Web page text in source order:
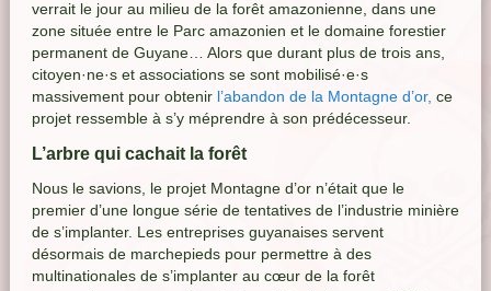
verrait le jour au milieu de la forêt amazonienne, dans une
zone située entre le Parc amazonien et le domaine forestier
permanent de Guyane… Alors que durant plus de trois ans,
citoyen·ne·s et associations se sont mobilisé·e·s
massivement pour obtenir l’abandon de la Montagne d’or, ce
projet ressemble à s’y méprendre à son prédécesseur.
L’arbre qui cachait la forêt
Nous le savions, le projet Montagne d’or n’était que le
premier d’une longue série de tentatives de l’industrie minière
de s’implanter. Les entreprises guyanaises servent
désormais de marchepieds pour permettre à des
multinationales de s’implanter au cœur de la forêt